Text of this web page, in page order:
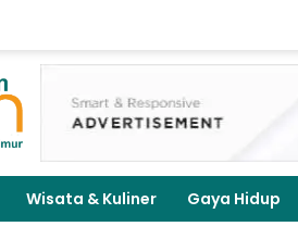
Wisata & Kuliner Gaya Hidup